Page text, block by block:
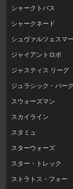
シャークトパス
シャークネード
シュヴァルツェスマ
ジャイアントロボ
ジャスティス リーグ
ジュラシック・パーク
スウォーズマン
スカイライン
スタミュ
スターウォーズ
スター・トレック
ストラトス・フォー